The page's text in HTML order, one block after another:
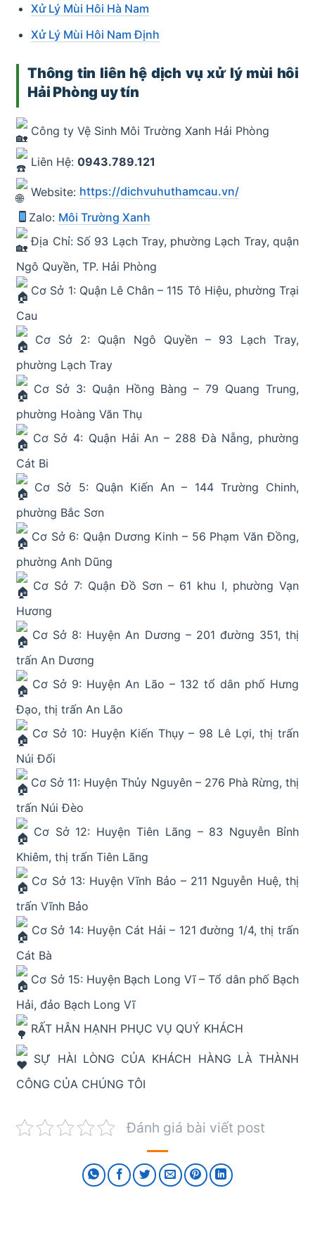
Xử Lý Mùi Hôi Hà Nam
Xử Lý Mùi Hôi Nam Định
Thông tin liên hệ dịch vụ xử lý mùi hôi
Hải Phòng uy tín
Công ty Vệ Sinh Môi Trường Xanh Hải Phòng
Liên Hệ: 0943.789.121
Website: https://dichvuhuthamcau.vn/
Zalo: Môi Trường Xanh
Địa Chỉ: Số 93 Lạch Tray, phường Lạch Tray, quận
Ngô Quyền, TP. Hải Phòng
Cơ Sở 1: Quận Lê Chân – 115 Tô Hiệu, phường Trại
Cau
Cơ Sở 2: Quận Ngô Quyền – 93 Lạch Tray,
phường Lạch Tray
Cơ Sở 3: Quận Hồng Bàng – 79 Quang Trung,
phường Hoàng Văn Thụ
Cơ Sở 4: Quận Hải An – 288 Đà Nẵng, phường
Cát Bi
Cơ Sở 5: Quận Kiến An – 144 Trường Chinh,
phường Bắc Sơn
Cơ Sở 6: Quận Dương Kinh – 56 Phạm Văn Đồng,
phường Anh Dũng
Cơ Sở 7: Quận Đồ Sơn – 61 khu I, phường Vạn
Hương
Cơ Sở 8: Huyện An Dương – 201 đường 351, thị
trấn An Dương
Cơ Sở 9: Huyện An Lão – 132 tổ dân phố Hưng
Đạo, thị trấn An Lão
Cơ Sở 10: Huyện Kiến Thụy – 98 Lê Lợi, thị trấn
Núi Đối
Cơ Sở 11: Huyện Thủy Nguyên – 276 Phà Rừng, thị
trấn Núi Đèo
Cơ Sở 12: Huyện Tiên Lãng – 83 Nguyễn Bỉnh
Khiêm, thị trấn Tiên Lãng
Cơ Sở 13: Huyện Vĩnh Bảo – 211 Nguyễn Huệ, thị
trấn Vĩnh Bảo
Cơ Sở 14: Huyện Cát Hải – 121 đường 1/4, thị trấn
Cát Bà
Cơ Sở 15: Huyện Bạch Long Vĩ – Tổ dân phố Bạch
Hải, đảo Bạch Long Vĩ
RẤT HÂN HẠNH PHỤC VỤ QUÝ KHÁCH
SỰ HÀI LÒNG CỦA KHÁCH HÀNG LÀ THÀNH
CÔNG CỦA CHÚNG TÔI
Đánh giá bài viết post